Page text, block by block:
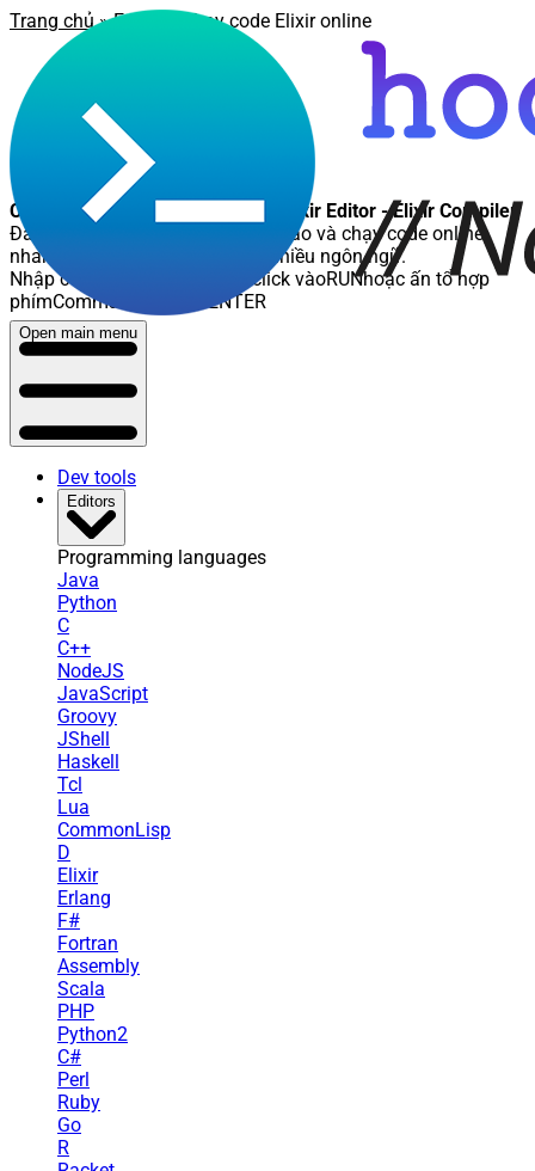
Open main menu
Dev tools
Editors
Programming languages
Java
Python
C
C++
NodeJS
JavaScript
Groovy
JShell
Haskell
Tcl
Lua
CommonLisp
D
Elixir
Erlang
F#
Fortran
Assembly
Scala
PHP
Python2
C#
Perl
Ruby
Go
R
Trang chủ»Editor » Chạy code Elixir online
Chạy code Elixir online - Online Elixir Editor - Elixir Compiler
Đây là nơi các bạn có thể soạn thảo và chạy code online,
nhanh chóng và tiện lợi, hỗ trợ nhiều ngôn ngữ.
Nhập code cần chạy, sau đó click vàoRUNhoặc ấn tổ hợp
phímCommand (Ctrl) + ENTER